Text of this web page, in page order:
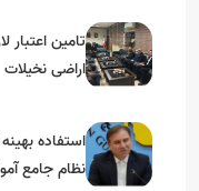
تامین
اراضی نخیلات
استفاده
نظام جامع